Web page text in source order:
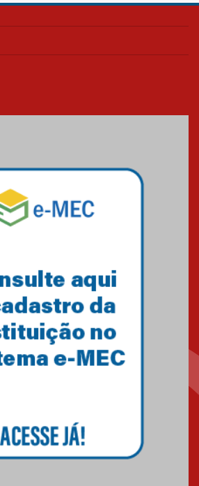
Confira como foi o culto mensal
Mackenzie mobiliza campanha
solidária para apoiar famílias em
Minas Gerais
Primeiro culto do ano ressalta o
27.02.2026